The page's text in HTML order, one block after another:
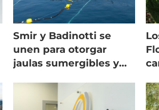
Smir y Badinotti se
unen para otorgar
jaulas sumergibles y
alimentación